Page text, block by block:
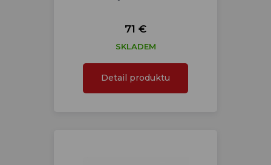
71 €
SKLADEM
Detail produktu